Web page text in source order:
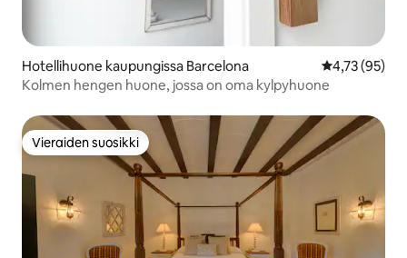
Hotellihuone kaupungissa Barcelona
4,73 (95)
Kolmen hengen huone, jossa on oma kylpyhuone
Vieraiden suosikki
Vieraiden suosikki